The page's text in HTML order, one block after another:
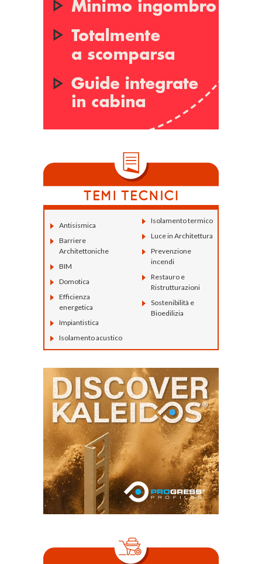
Antisismica
Barriere
Architettoniche
BIM
Domotica
Efficienza
energetica
Impiantistica
Isolamento acustico
Isolamento termico
Luce in Architettura
Prevenzione
incendi
Restauro e
Ristrutturazioni
Sostenibilità e
Bioedilizia